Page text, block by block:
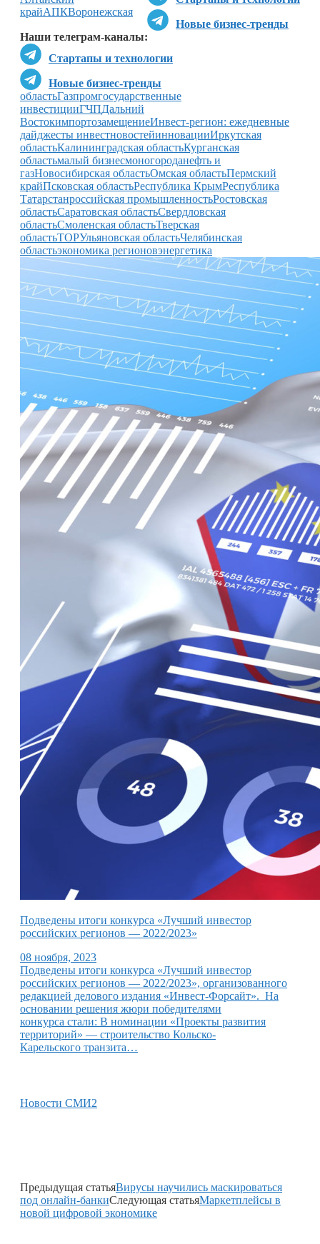
Новые бизнес-тренды
Наши телеграм-каналы:
Стартапы и технологии
Новые бизнес-тренды
крайАПКВоронежская
областьГазпромгосударственные
инвестицииГЧПДальний
ВостокимпортозамещениеИнвест-регион: ежедневные
дайджесты инвестновостейинновацииИркутская
областьКалининградская областьКурганская
областьмалый бизнесмоногороданефть и
газНовосибирская областьОмская областьПермский
крайПсковская областьРеспублика КрымРеспублика
Татарстанроссийская промышленностьРостовская
областьСаратовская областьСвердловская
областьСмоленская областьТверская
областьТОРУльяновская областьЧелябинская
областьэкономика регионовэнергетика
Подведены итоги конкурса «Лучший инвестор
российских регионов — 2022/2023»
08 ноября, 2023
Подведены итоги конкурса «Лучший инвестор
российских регионов — 2022/2023», организованного
редакцией делового издания «Инвест-Форсайт». На
основании решения жюри победителями
конкурса стали: В номинации «Проекты развития
территорий» — строительство Кольско-
Карельского транзита…
Новости СМИ2
Предыдущая статьяВирусы научились маскироваться
под онлайн-банкиСледующая статьяМаркетплейсы в
новой цифровой экономике